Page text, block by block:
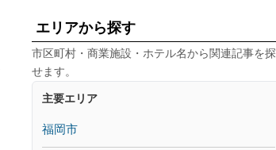
エリアから探す
市区町村・商業施設・ホテル名から関連記事を探
せます。
主要エリア
福岡市